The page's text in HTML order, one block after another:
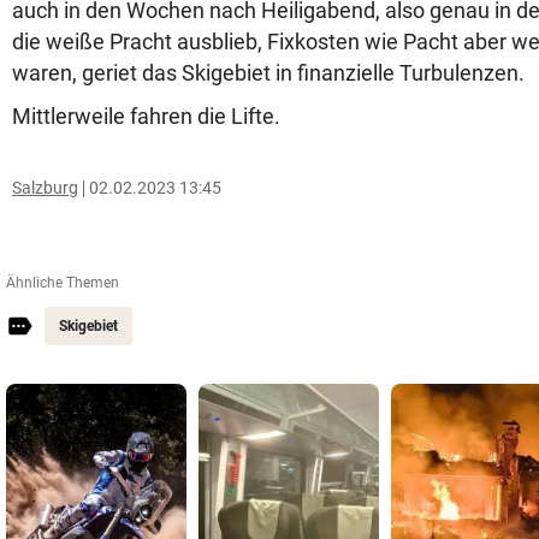
auch in den Wochen nach Heiligabend, also genau in
die weiße Pracht ausblieb, Fixkosten wie Pacht aber
waren, geriet das Skigebiet in finanzielle Turbulenzen.
Mittlerweile fahren die Lifte.
Salzburg 02.02.2023 13:45
Ähnliche Themen
Skigebiet